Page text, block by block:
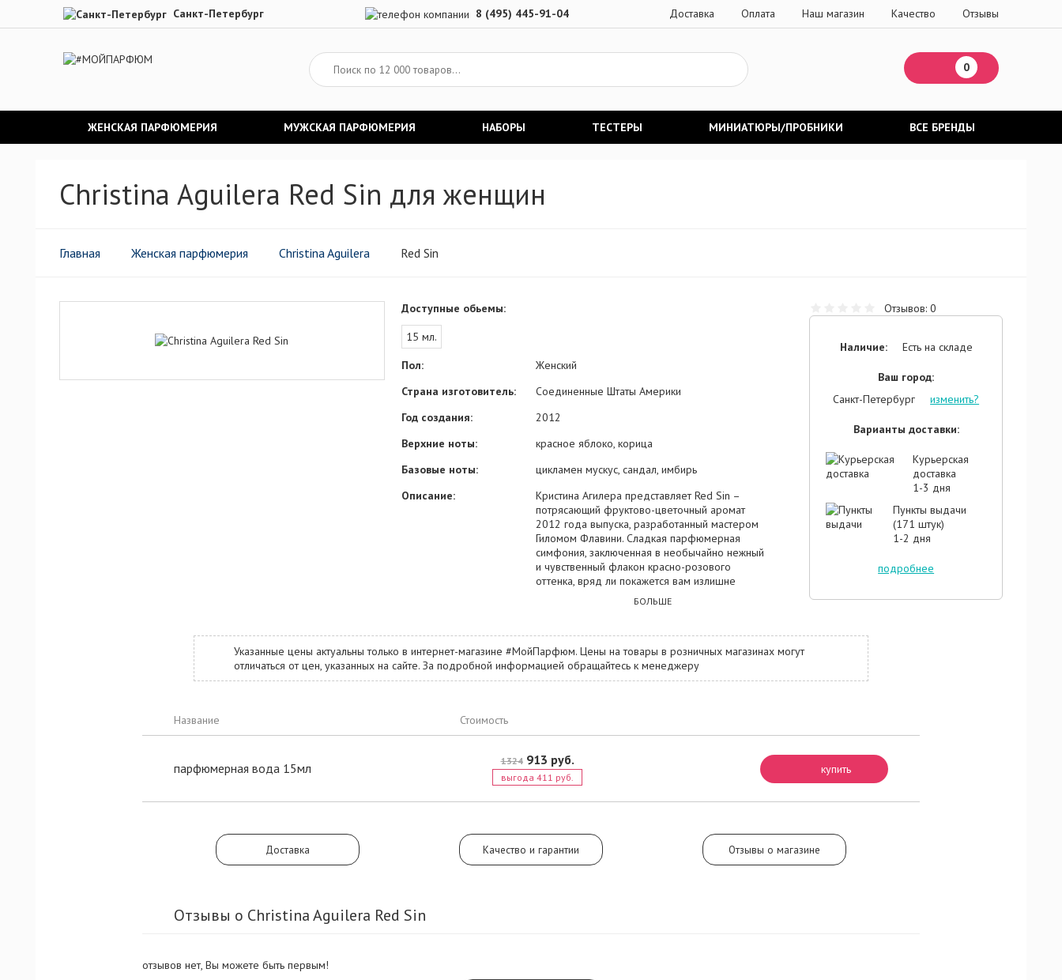
Санкт-Петербург 8 (495) 445-91-04 Доставка Оплата Наш магазин Качество Отзывы
0
ЖЕНСКАЯ ПАРФЮМЕРИЯ МУЖСКАЯ ПАРФЮМЕРИЯ НАБОРЫ ТЕСТЕРЫ МИНИАТЮРЫ/ПРОБНИКИ ВСЕ БРЕНДЫ
Christina Aguilera Red Sin для женщин
Главная Женская парфюмерия Christina Aguilera Red Sin
Доступные обьемы:
15 мл.
Пол:
Женский
Страна изготовитель:
Соединенные Штаты Америки
Год создания:
2012
Верхние ноты:
красное яблоко, корица
Базовые ноты:
цикламен мускус, сандал, имбирь
Описание:
Кристина Агилера представляет Red Sin –
потрясающий фруктово-цветочный аромат
2012 года выпуска, разработанный мастером
Гиломом Флавини. Сладкая парфюмерная
симфония, заключенная в необычайно нежный
и чувственный флакон красно-розового
оттенка, вряд ли покажется вам излишне
которую несет в себе килограмм сахара, но
упоение вашим чувствам и затрагивает
потаенные уголки вашей души, играя на ее
струнах, как на волшебной золотой арфе.
Добиться столь фантастического эффекта в
завершения.
БОЛЬШЕ
Отзывов: 0
Наличие: Есть на складе
Ваш город:
Санкт-Петербург
изменить?
Варианты доставки:
Курьерская
доставка
1-3 дня
Пункты выдачи
(171 штук)
1-2 дня
подробнее
Указанные цены актуальны только в интернет-магазине #МойПарфюм. Цены на товары в розничных магазинах могут
отличаться от цен, указанных на сайте. За подробной информацией обращайтесь к менеджеру
Название Стоимость
парфюмерная вода 15мл 1324913 руб.
выгода 411 руб.
купить
Доставка Качество и гарантии Отзывы о магазине
Отзывы о Christina Aguilera Red Sin
отзывов нет, Вы можете быть первым!